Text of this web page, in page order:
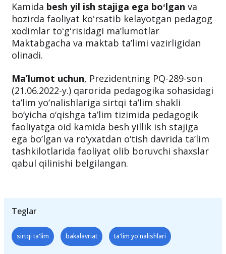
Kamida besh yil ish stajiga ega boʻlgan va
hozirda faoliyat koʻrsatib kelayotgan pedagog
xodimlar toʻgʻrisidagi maʼlumotlar
Maktabgacha va maktab taʼlimi vazirligidan
olinadi.
Ma’lumot uchun, Prezidentning PQ-289-son
(21.06.2022-y.) qarorida pedagogika sohasidagi
ta’lim yo‘nalishlariga sirtqi ta’lim shakli
bo‘yicha o‘qishga ta’lim tizimida pedagogik
faoliyatga oid kamida besh yillik ish stajiga
ega bo‘lgan va ro‘yxatdan o‘tish davrida ta’lim
tashkilotlarida faoliyat olib boruvchi shaxslar
qabul qilinishi belgilangan.
Teglar
sirtqi ta'lim bakalavriat ta'lim yo'nalishlari